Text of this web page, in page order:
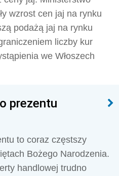
wzrost cen jaj na rynku
podażą jaj na rynku
liczby kur
we Włoszech
prezentu
to coraz częstszy
Bożego Narodzenia.
handlowej trudno